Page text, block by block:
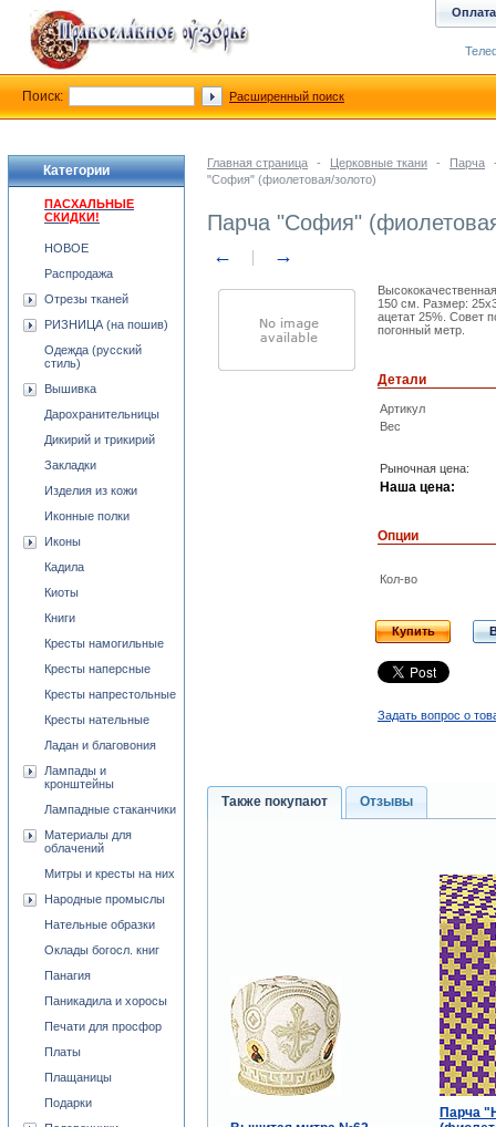
Главная страница - Церковные ткани - Парча
"София" (фиолетовая/золото)
Парча "София"
← →
150 см. Размер:
ацетат 25%. Совет
погонный метр.
Детали
Артикул
Вес
Рыночная цена:
Наша цена:
Опции
Кол-во
Купить
Задать вопрос о
Также покупают Отзывы
Парча
Категории
ПАСХАЛЬНЫЕ
СКИДКИ!
НОВОЕ
Распродажа
Отрезы тканей
РИЗНИЦА (на пошив)
Одежда (русский
стиль)
Вышивка
Дарохранительницы
Дикирий и трикирий
Закладки
Изделия из кожи
Иконные полки
Иконы
Кадила
Киоты
Книги
Кресты намогильные
Кресты наперсные
Кресты напрестольные
Кресты нательные
Ладан и благовония
Лампады и
кронштейны
Лампадные стаканчики
Материалы для
облачений
Митры и кресты на них
Народные промыслы
Нательные образки
Оклады богосл. книг
Панагия
Паникадила и хоросы
Печати для просфор
Платы
Плащаницы
Подарки
Оплата
Поиск: Расширенный поиск